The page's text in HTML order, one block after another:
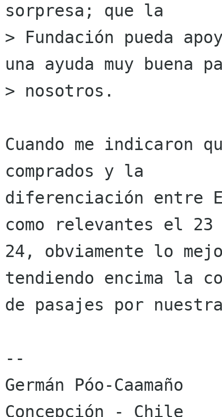
sorpresa; que la
> Fundación pueda
una ayuda muy buena
> nosotros.
Cuando me indicaron
comprados y la
diferenciación entre
como relevantes el 23
24, obviamente lo
tendiendo encima la
de pasajes por
--
Germán Póo-Caamaño